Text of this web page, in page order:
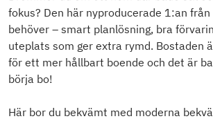
fokus? Den här nyproducerade 1:an
behöver – smart planlösning, bra
uteplats som ger extra rymd. Bostaden
för ett mer hållbart boende och det är
börja bo!
Här bor du bekvämt med moderna